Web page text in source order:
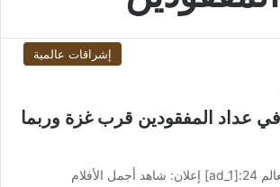
إشراقات عالمية
في عداد المفقودين قرب غزة وربما
من صحيفة اشراق العالم 24:[ad_1] إعلان: شاهد أجمل الأفلام